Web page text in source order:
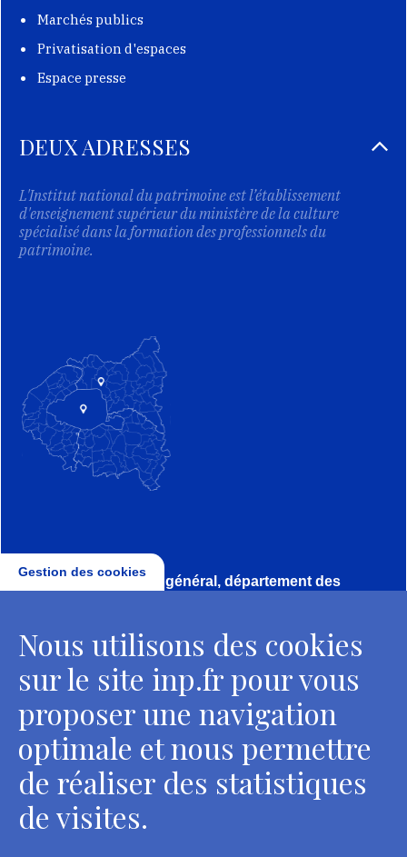
Marchés publics
Privatisation d'espaces
Espace presse
DEUX ADRESSES
L'Institut national du patrimoine est l’établissement
d'enseignement supérieur du ministère de la culture
spécialisé dans la formation des professionnels du
patrimoine.
Direction, secrétariat général, département des
2 rue Vivienne - 75002 Paris
Tél. : + 33 1 44 41 16 41
Contacts
Département des restaurateurs
124 rue Henri Barbusse - 93300 Aubervilliers
Gestion des cookies
Nous utilisons des cookies
sur le site inp.fr pour vous
proposer une navigation
optimale et nous permettre
de réaliser des statistiques
de visites.